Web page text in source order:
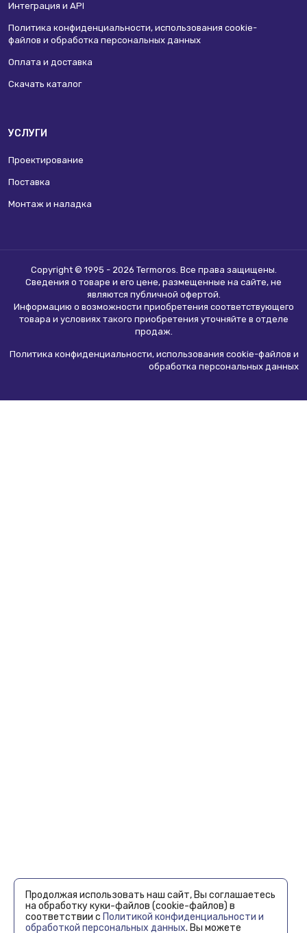
Интеграция и API
Политика конфиденциальности, использования сookie-
файлов и обработка персональных данных
Оплата и доставка
Скачать каталог
УСЛУГИ
Проектирование
Поставка
Монтаж и наладка
Copyright © 1995 - 2026 Termoros. Все права защищены.
Сведения о товаре и его цене, размещенные на сайте, не
являются публичной офертой.
Информацию о возможности приобретения соответствующего
товара и условиях такого приобретения уточняйте в отделе
продаж.
Политика конфиденциальности, использования сookie-файлов и
обработка персональных данных
Продолжая использовать наш сайт, Вы соглашаетесь
на обработку куки-файлов (cookie-файлов) в
соответствии с Политикой конфиденциальности и
обработкой персональных данных. Вы можете